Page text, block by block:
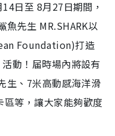
日至 8月27日期間，
魚先生 MR.SHARK以
Foundation)打造
活動！届時場內將設有
生、7米高動感海洋滑
等，讓大家能夠歡度